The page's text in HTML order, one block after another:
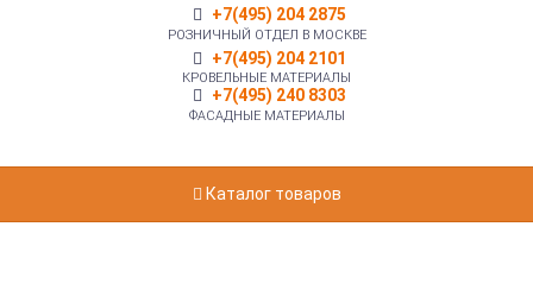
+7(495) 204 2875
РОЗНИЧНЫЙ ОТДЕЛ В МОСКВЕ
+7(495) 204 2101
КРОВЕЛЬНЫЕ МАТЕРИАЛЫ
+7(495) 240 8303
ФАСАДНЫЕ МАТЕРИАЛЫ
Каталог товаров